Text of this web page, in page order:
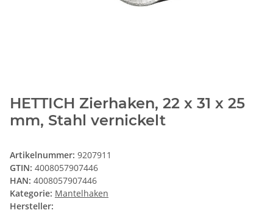
HETTICH Zierhaken, 22 x 31 x 25
mm, Stahl vernickelt
Artikelnummer: 9207911
GTIN: 4008057907446
HAN: 4008057907446
Kategorie: Mantelhaken
Hersteller: